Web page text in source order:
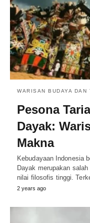
WARISAN BUDAYA DAN
Pesona
Dayak:
Makna
Kebudayaan Indonesia
Dayak merupakan
nilai filosofis tinggi.
2 years ago